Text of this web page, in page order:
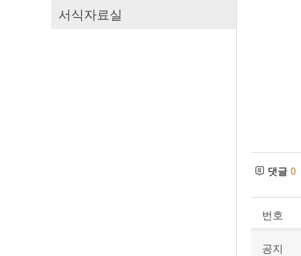
서식자료실
댓글 0
번호
공지